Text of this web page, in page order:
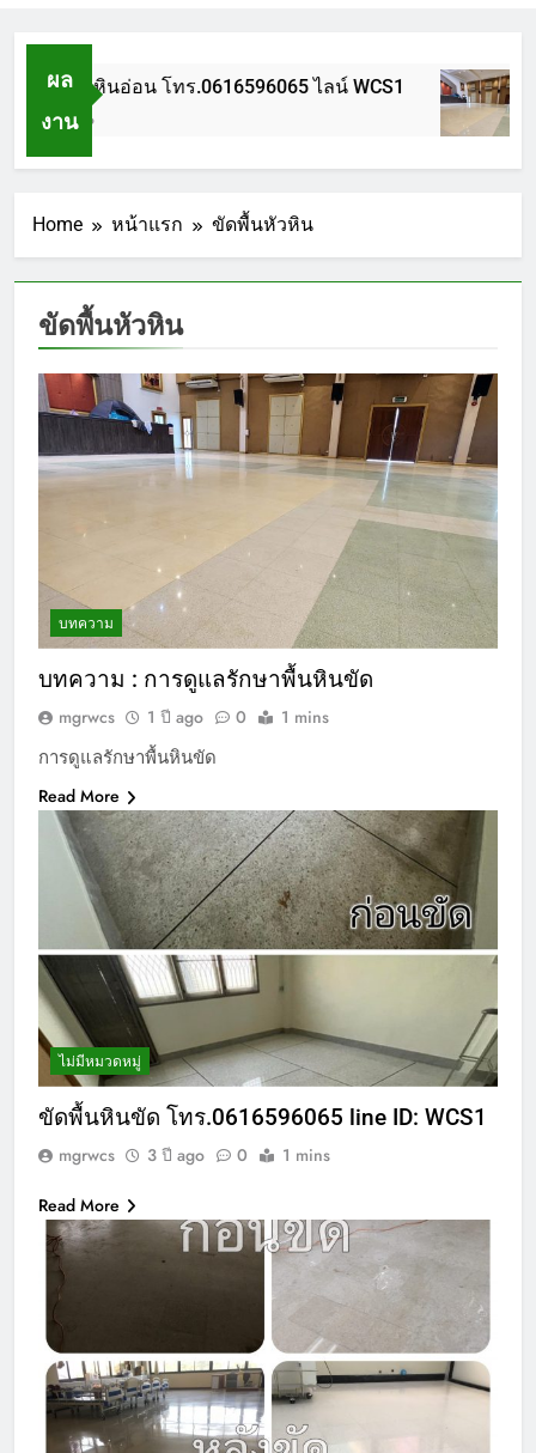
ผล
งาน
ขัดพื้นหินอ่อน โทร.0616596065 ไลน์ WCS1
1 ปี Ago
Home หน้าแรก ขัดพื้นหัวหิน
ขัดพื้นหัวหิน
บทความ
บทความ : การดูแลรักษาพื้นหินขัด
mgrwcs 1 ปี ago 0 1 mins
การดูแลรักษาพื้นหินขัด
Read More
ไม่มีหมวดหมู่
ขัดพื้นหินขัด โทร.0616596065 line ID: WCS1
mgrwcs 3 ปี ago 0 1 mins
Read More